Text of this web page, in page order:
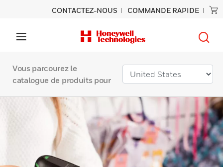
CONTACTEZ-NOUS COMMANDE RAPIDE
Vous parcourez le
catalogue de produits pour